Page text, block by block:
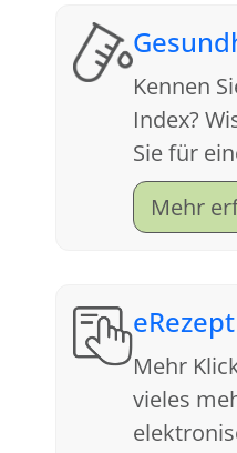
Kennen
Index?
Sie für
Apotheke
fürMehr
eRezept
Mehr
vieles